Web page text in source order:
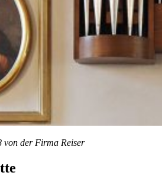
von der Firma Reiser